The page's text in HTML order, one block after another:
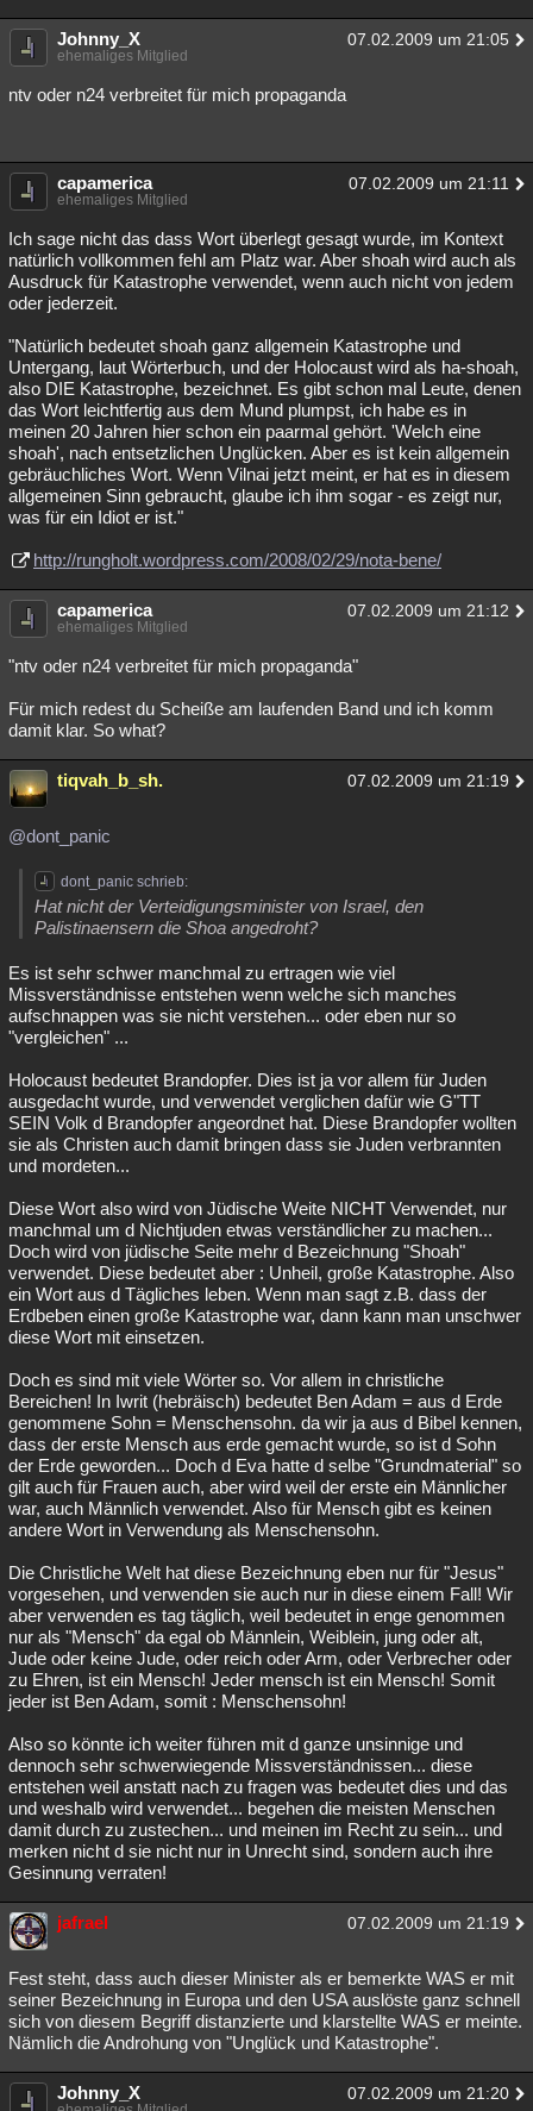
Johnny_X 07.02.2009 um 21:05
ehemaliges Mitglied
ntv oder n24 verbreitet für mich propaganda
capamerica 07.02.2009 um 21:11
ehemaliges Mitglied
Ich sage nicht das dass Wort überlegt gesagt wurde, im Kontext
natürlich vollkommen fehl am Platz war. Aber shoah wird auch als
Ausdruck für Katastrophe verwendet, wenn auch nicht von jedem
oder jederzeit.
"Natürlich bedeutet shoah ganz allgemein Katastrophe und
Untergang, laut Wörterbuch, und der Holocaust wird als ha-shoah,
also DIE Katastrophe, bezeichnet. Es gibt schon mal Leute, denen
das Wort leichtfertig aus dem Mund plumpst, ich habe es in
meinen 20 Jahren hier schon ein paarmal gehört. 'Welch eine
shoah', nach entsetzlichen Unglücken. Aber es ist kein allgemein
gebräuchliches Wort. Wenn Vilnai jetzt meint, er hat es in diesem
allgemeinen Sinn gebraucht, glaube ich ihm sogar - es zeigt nur,
was für ein Idiot er ist."
http://rungholt.wordpress.com/2008/02/29/nota-bene/
capamerica 07.02.2009 um 21:12
ehemaliges Mitglied
"ntv oder n24 verbreitet für mich propaganda"
Für mich redest du Scheiße am laufenden Band und ich komm
damit klar. So what?
tiqvah_b_sh. 07.02.2009 um 21:19
@dont_panic
dont_panic schrieb:
Hat nicht der Verteidigungsminister von Israel, den
Palistinaensern die Shoa angedroht?
Es ist sehr schwer manchmal zu ertragen wie viel
Missverständnisse entstehen wenn welche sich manches
aufschnappen was sie nicht verstehen... oder eben nur so
"vergleichen" ...
Holocaust bedeutet Brandopfer. Dies ist ja vor allem für Juden
ausgedacht wurde, und verwendet verglichen dafür wie G"TT
SEIN Volk d Brandopfer angeordnet hat. Diese Brandopfer wollten
sie als Christen auch damit bringen dass sie Juden verbrannten
und mordeten...
Diese Wort also wird von Jüdische Weite NICHT Verwendet, nur
manchmal um d Nichtjuden etwas verständlicher zu machen...
Doch wird von jüdische Seite mehr d Bezeichnung "Shoah"
verwendet. Diese bedeutet aber : Unheil, große Katastrophe. Also
ein Wort aus d Tägliches leben. Wenn man sagt z.B. dass der
Erdbeben einen große Katastrophe war, dann kann man unschwer
diese Wort mit einsetzen.
Doch es sind mit viele Wörter so. Vor allem in christliche
Bereichen! In Iwrit (hebräisch) bedeutet Ben Adam = aus d Erde
genommene Sohn = Menschensohn. da wir ja aus d Bibel kennen,
dass der erste Mensch aus erde gemacht wurde, so ist d Sohn
der Erde geworden... Doch d Eva hatte d selbe "Grundmaterial" so
gilt auch für Frauen auch, aber wird weil der erste ein Männlicher
war, auch Männlich verwendet. Also für Mensch gibt es keinen
andere Wort in Verwendung als Menschensohn.
Die Christliche Welt hat diese Bezeichnung eben nur für "Jesus"
vorgesehen, und verwenden sie auch nur in diese einem Fall! Wir
aber verwenden es tag täglich, weil bedeutet in enge genommen
nur als "Mensch" da egal ob Männlein, Weiblein, jung oder alt,
Jude oder keine Jude, oder reich oder Arm, oder Verbrecher oder
zu Ehren, ist ein Mensch! Jeder mensch ist ein Mensch! Somit
jeder ist Ben Adam, somit : Menschensohn!
Also so könnte ich weiter führen mit d ganze unsinnige und
dennoch sehr schwerwiegende Missverständnissen... diese
entstehen weil anstatt nach zu fragen was bedeutet dies und das
und weshalb wird verwendet... begehen die meisten Menschen
damit durch zu zustechen... und meinen im Recht zu sein... und
merken nicht d sie nicht nur in Unrecht sind, sondern auch ihre
Gesinnung verraten!
jafrael 07.02.2009 um 21:19
Fest steht, dass auch dieser Minister als er bemerkte WAS er mit
seiner Bezeichnung in Europa und den USA auslöste ganz schnell
sich von diesem Begriff distanzierte und klarstellte WAS er meinte.
Nämlich die Androhung von "Unglück und Katastrophe".
Johnny_X 07.02.2009 um 21:20